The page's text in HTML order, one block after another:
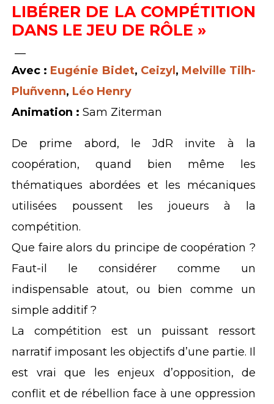
LIBÉRER DE LA COMPÉTITION
DANS LE JEU DE RÔLE »
__
Avec : Eugénie Bidet, Ceizyl, Melville Tilh-
Pluñvenn, Léo Henry
Animation : Sam Ziterman
De prime abord, le JdR invite à la
coopération, quand bien même les
thématiques abordées et les mécaniques
utilisées poussent les joueurs à la
compétition.
Que faire alors du principe de coopération ?
Faut-il le considérer comme un
indispensable atout, ou bien comme un
simple additif ?
La compétition est un puissant ressort
narratif imposant les objectifs d’une partie. Il
est vrai que les enjeux d’opposition, de
conflit et de rébellion face à une oppression